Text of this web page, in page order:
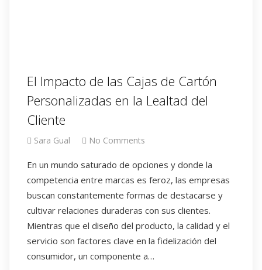
El Impacto de las Cajas de Cartón
Personalizadas en la Lealtad del
Cliente
Sara Gual No Comments
En un mundo saturado de opciones y donde la
competencia entre marcas es feroz, las empresas
buscan constantemente formas de destacarse y
cultivar relaciones duraderas con sus clientes.
Mientras que el diseño del producto, la calidad y el
servicio son factores clave en la fidelización del
consumidor, un componente a…